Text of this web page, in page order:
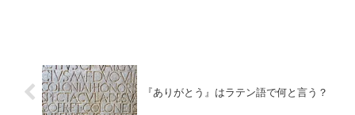
『ありがとう』はラテン語で何と言う？